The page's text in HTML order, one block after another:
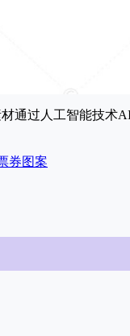
通过人工智能技术
券图案